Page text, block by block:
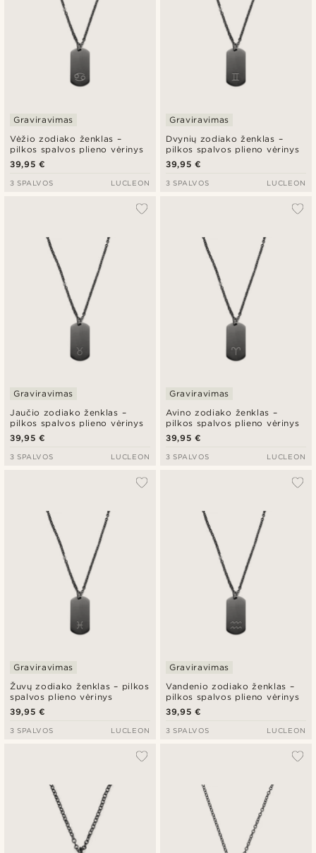
Vėžio zodiako ženklas –
pilkos spalvos plieno vėrinys
Graviravimas
39,95 €
3 SPALVOS LUCLEON
Dvynių zodiako ženklas –
pilkos spalvos plieno vėrinys
Graviravimas
39,95 €
3 SPALVOS LUCLEON
Jaučio zodiako ženklas –
pilkos spalvos plieno vėrinys
Graviravimas
39,95 €
3 SPALVOS LUCLEON
Avino zodiako ženklas –
pilkos spalvos plieno vėrinys
Graviravimas
39,95 €
3 SPALVOS LUCLEON
Žuvų zodiako ženklas – pilkos
spalvos plieno vėrinys
Graviravimas
39,95 €
3 SPALVOS LUCLEON
Vandenio zodiako ženklas –
pilkos spalvos plieno vėrinys
Graviravimas
39,95 €
3 SPALVOS LUCLEON